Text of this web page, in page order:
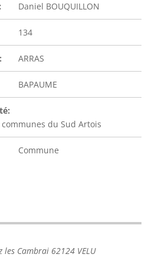
Daniel BOUQUILLON
134
ARRAS
BAPAUME
du Sud Artois
Commune
les Cambrai 62124 VELU